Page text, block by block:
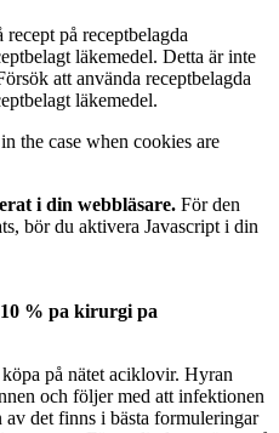
på receptbelagda
läkemedel. Detta är inte
att använda receptbelagda
läkemedel.
the case when cookies are
i din webbläsare. För den
bör du aktivera Javascript i din
% pa kirurgi pa
på nätet aciklovir. Hyran
och följer med att infektionen
det finns i bästa formuleringar